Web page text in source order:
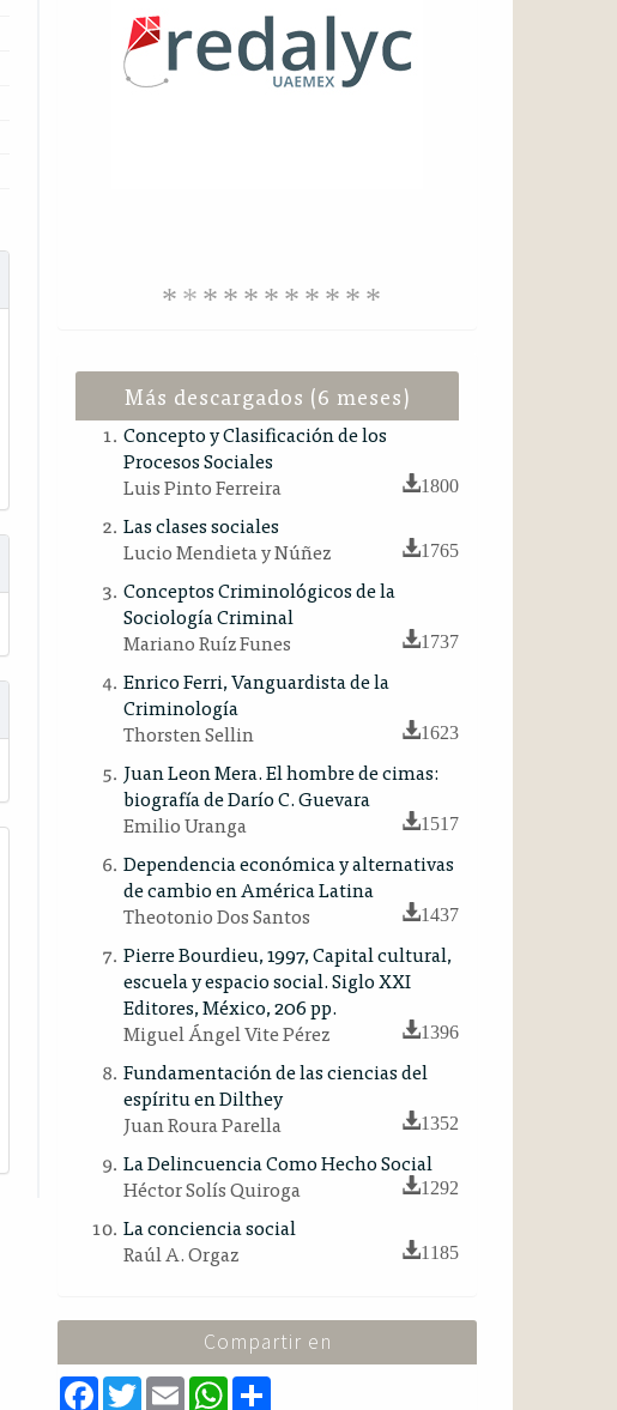
Más descargados (6 meses)
Concepto y Clasificación de los
Procesos Sociales
Luis Pinto Ferreira
1800
Las clases sociales
Lucio Mendieta y Núñez
1765
Conceptos Criminológicos de la
Sociología Criminal
Mariano Ruíz Funes
1737
Enrico Ferri, Vanguardista de la
Criminología
Thorsten Sellin
1623
Juan Leon Mera. El hombre de cimas:
biografía de Darío C. Guevara
Emilio Uranga
1517
Dependencia económica y alternativas
de cambio en América Latina
Theotonio Dos Santos
1437
Pierre Bourdieu, 1997, Capital cultural,
escuela y espacio social. Siglo XXI
Editores, México, 206 pp.
Miguel Ángel Vite Pérez
1396
Fundamentación de las ciencias del
espíritu en Dilthey
Juan Roura Parella
1352
La Delincuencia Como Hecho Social
Héctor Solís Quiroga
1292
La conciencia social
Raúl A. Orgaz
1185
Compartir en
F T E W